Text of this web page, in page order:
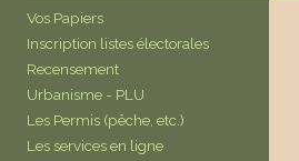
Vos Papiers
Inscription listes électorales
Recensement
Urbanisme - PLU
Les Permis (pêche, etc.)
Les services en ligne